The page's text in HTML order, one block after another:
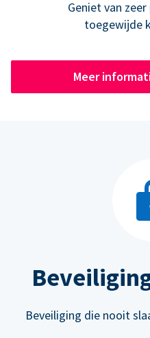
Geniet van
toegewijde
Meer
Beveiliging die nooit